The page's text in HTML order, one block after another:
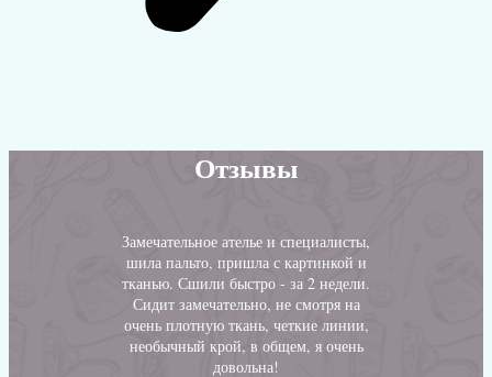
Отзывы
Замечательное ателье и специалисты,
шила пальто, пришла с картинкой и
тканью. Сшили быстро - за 2 недели.
Сидит замечательно, не смотря на
очень плотную ткань, четкие линии,
необычный крой, в общем, я очень
довольна!